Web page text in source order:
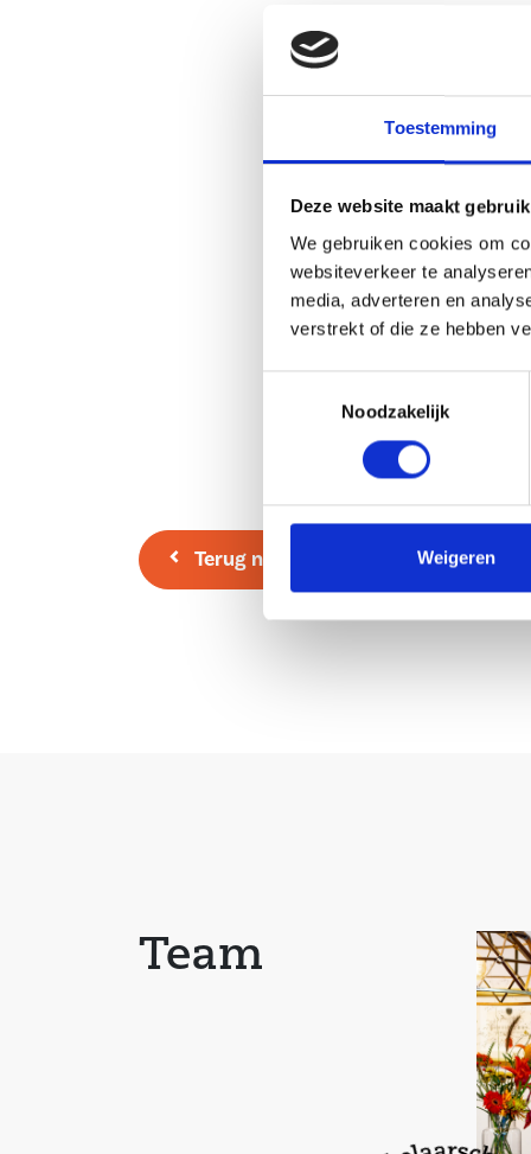
Toestemming
Deze website maakt
We gebruiken cookies om
websiteverkeer te
media, adverteren en
verstrekt of die ze hebben
Noodzakelijk
Weigeren
Overloop met toegang tot 3 in grootte
Tweede verdieping:
Via vaste trap te bereiken verdieping met de
wasmachineaansluiting en opstelplaats van de
ventilatie box. De riante open zolderverdieping
De achtertuin is gelegen op het zuidwesten en
Bijzonderheden:
– De woning wordt opgeleverd incl.
badkamer/toilet;
– Woonoppervlak: 127 m²;
EEN AANTAL VAN DE BIJGEVOEGDE FOTO’S
HIERAAN KUNNEN GEEN RECHTEN WORDEN
Terug naar overzicht
Team